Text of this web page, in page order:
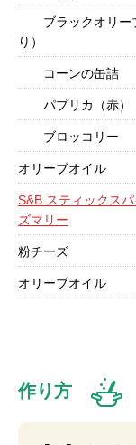
ブラックオリー
り）
コーンの缶詰
パプリカ（赤）
ブロッコリー
オリーブオイル
S&B スティックス
ズマリー
粉チーズ
オリーブオイル
作り方